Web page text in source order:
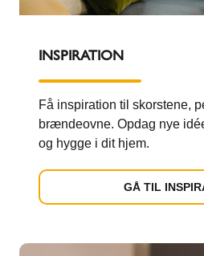
INSPIRATION
Få inspiration til skorstene,
brændeovne. Opdag nye
og hygge i dit hjem.
GÅ TIL